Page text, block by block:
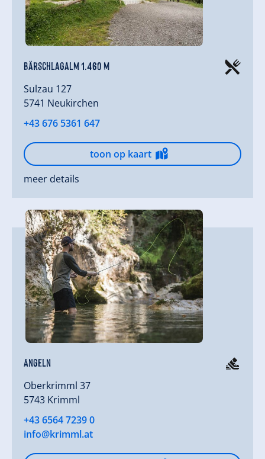
Bärschlagalm 1.460 m
Sulzau 127
5741 Neukirchen
+43 676 5361 647
toon op kaart
meer details
Angeln
Oberkrimml 37
5743 Krimml
+43 6564 7239 0
info@krimml.at